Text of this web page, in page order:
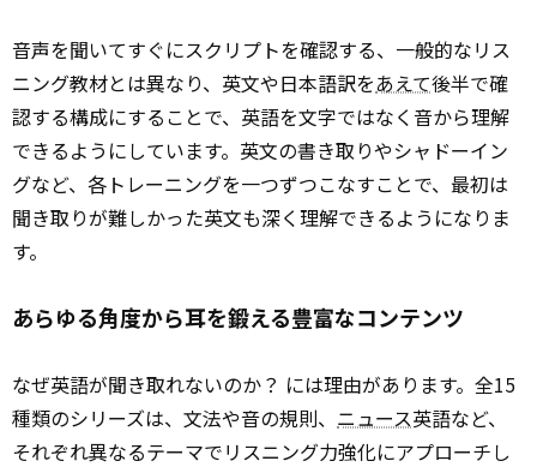
音声を聞いてすぐにスクリプトを確認する、一般的なリス
ニング教材とは異なり、英文や日本語訳をあえて後半で確
認する構成にすることで、英語を文字ではなく音から理解
できるようにしています。英文の書き取りやシャドーイン
グなど、各トレーニングを一つずつこなすことで、最初は
聞き取りが難しかった英文も深く理解できるようになりま
す。
あらゆる角度から耳を鍛える豊富なコンテンツ
なぜ英語が聞き取れないのか？ には理由があります。全15
種類のシリーズは、文法や音の規則、 ニュース英語など、
それぞれ異なるテーマでリスニング力強化にアプローチし